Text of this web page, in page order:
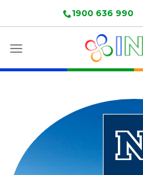
1900 636 990